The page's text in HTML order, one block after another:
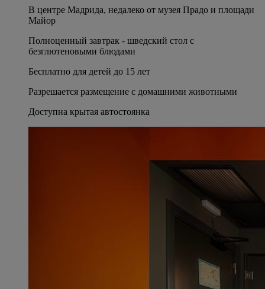
В центре Мадрида, недалеко от музея Прадо и площади
Майор
Полноценный завтрак - шведский стол с
безглютеновыми блюдами
Бесплатно для детей до 15 лет
Разрешается размещение с домашними животными
Доступна крытая автостоянка